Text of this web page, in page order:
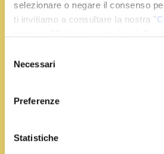
selezionare o negare il consenso
ti invitiamo a consultare la nostra "
delNecessari
Preferenze
Statistiche